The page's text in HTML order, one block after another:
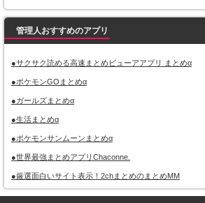
管理人おすすめのアプリ
●サクサク読める高速まとめビューアアプリ まとめα
●ポケモンGOまとめα
●ガールズまとめα
●生活まとめα
●ポケモンサンムーンまとめα
●世界最強まとめアプリChaconne.
●厳選面白いサイト表示！2chまとめのまとめMM